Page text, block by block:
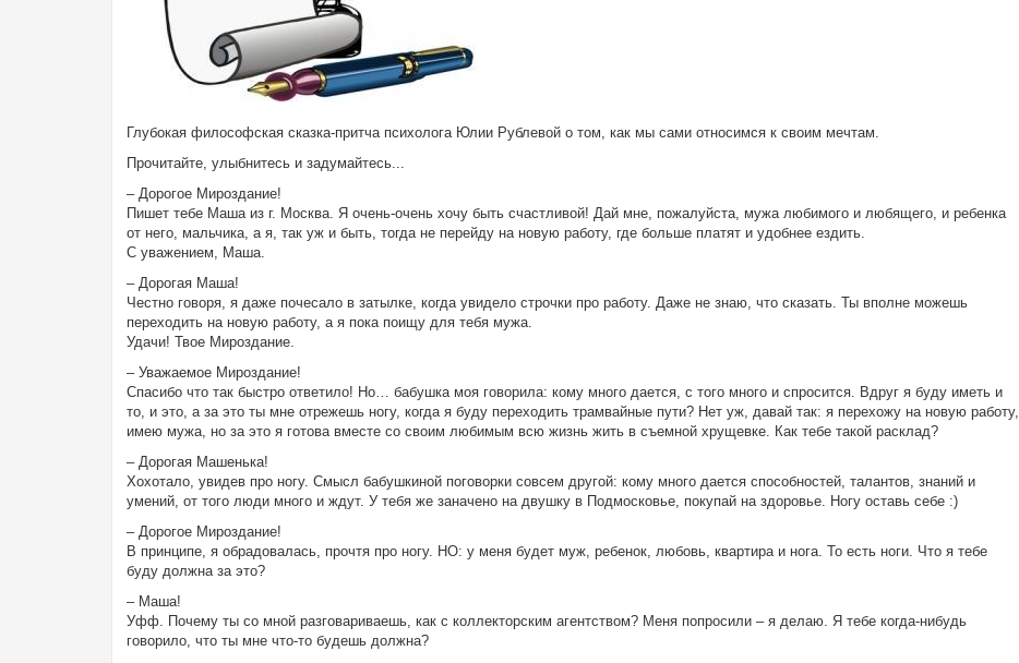
Глубокая философская сказка-притча психолога Юлии Рублевой о том, как мы сами относимся к своим мечтам.
Прочитайте, улыбнитесь и задумайтесь...
– Дорогое Мироздание!
Пишет тебе Маша из г. Москва. Я очень-очень хочу быть счастливой! Дай мне, пожалуйста, мужа любимого и любящего, и ребенка
от него, мальчика, а я, так уж и быть, тогда не перейду на новую работу, где больше платят и удобнее ездить.
С уважением, Маша.
– Дорогая Маша!
Честно говоря, я даже почесало в затылке, когда увидело строчки про работу. Даже не знаю, что сказать. Ты вполне можешь
переходить на новую работу, а я пока поищу для тебя мужа.
Удачи! Твое Мироздание.
– Уважаемое Мироздание!
Спасибо что так быстро ответило! Но… бабушка моя говорила: кому много дается, с того много и спросится. Вдруг я буду иметь и
то, и это, а за это ты мне отрежешь ногу, когда я буду переходить трамвайные пути? Нет уж, давай так: я перехожу на новую работу,
имею мужа, но за это я готова вместе со своим любимым всю жизнь жить в съемной хрущевке. Как тебе такой расклад?
– Дорогая Машенька!
Хохотало, увидев про ногу. Смысл бабушкиной поговорки совсем другой: кому много дается способностей, талантов, знаний и
умений, от того люди много и ждут. У тебя же заначено на двушку в Подмосковье, покупай на здоровье. Ногу оставь себе :)
– Дорогое Мироздание!
В принципе, я обрадовалась, прочтя про ногу. НО: у меня будет муж, ребенок, любовь, квартира и нога. То есть ноги. Что я тебе
буду должна за это?
– Маша!
Уфф. Почему ты со мной разговариваешь, как с коллекторским агентством? Меня попросили – я делаю. Я тебе когда-нибудь
говорило, что ты мне что-то будешь должна?